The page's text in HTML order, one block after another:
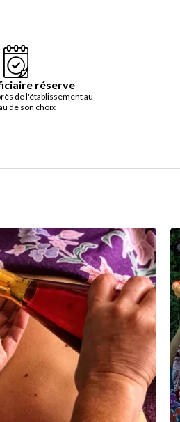
réserve
de l'établissement au
de son choix